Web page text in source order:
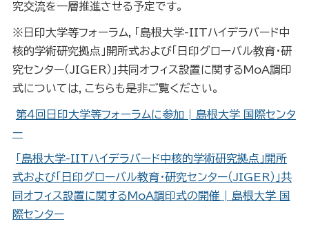
究交流を一層推進させる予定です。
※日印大学等フォーラム，「島根大学-IITハイデラバード中
核的学術研究拠点」開所式および「日印グローバル教育・研
究センター（JIGER）」共同オフィス設置に関するMoA調印
式については，こちらも是非ご覧ください。
第４回日印大学等フォーラムに参加 | 島根大学 国際センタ
ー
「島根大学-IITハイデラバード中核的学術研究拠点」開所
式および「日印グローバル教育・研究センター（JIGER）」共
同オフィス設置に関するMoA調印式の開催 | 島根大学 国
際センター